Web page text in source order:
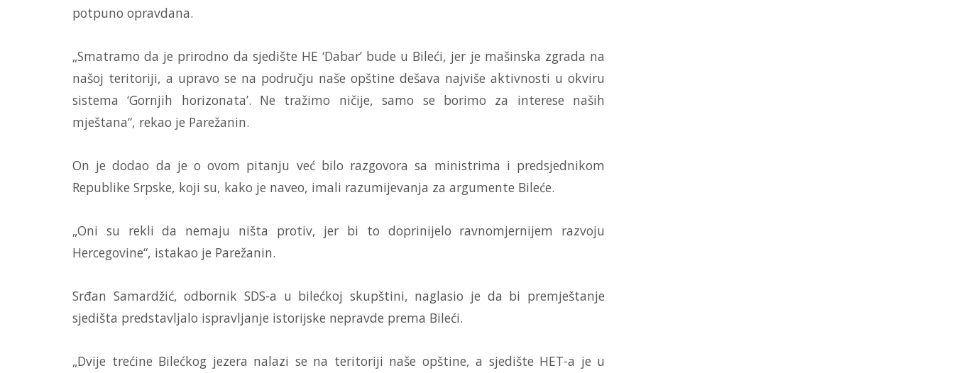
potpuno opravdana.
„Smatramo da je prirodno da sjedište HE ‘Dabar’ bude u Bileći, jer je mašinska zgrada na
našoj teritoriji, a upravo se na području naše opštine dešava najviše aktivnosti u okviru
sistema ‘Gornjih horizonata’. Ne tražimo ničije, samo se borimo za interese naših
mještana“, rekao je Parežanin.
On je dodao da je o ovom pitanju već bilo razgovora sa ministrima i predsjednikom
Republike Srpske, koji su, kako je naveo, imali razumijevanja za argumente Bileće.
„Oni su rekli da nemaju ništa protiv, jer bi to doprinijelo ravnomjernijem razvoju
Hercegovine“, istakao je Parežanin.
Srđan Samardžić, odbornik SDS-a u bilećkoj skupštini, naglasio je da bi premještanje
sjedišta predstavljalo ispravljanje istorijske nepravde prema Bileći.
„Dvije trećine Bilećkog jezera nalazi se na teritoriji naše opštine, a sjedište HET-a je u